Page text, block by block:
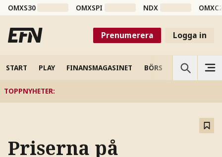
OMXS30 OMXSPI NDX
Prenumerera Logga in
START PLAY FINANSMAGASINET BÖRS VETENSKAP
TOPPNYHETER:
Priserna på